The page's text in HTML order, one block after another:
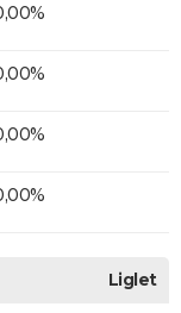
Liglet